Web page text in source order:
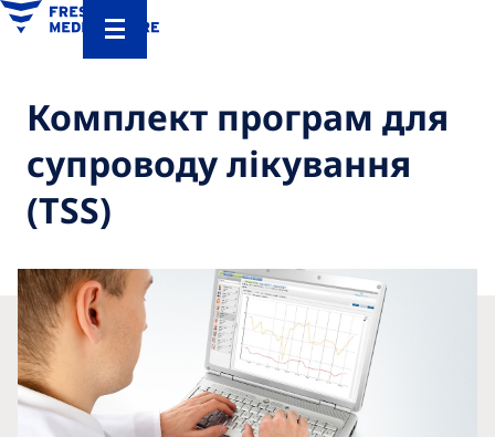
Комплект програм для
супроводу лікування
(TSS)